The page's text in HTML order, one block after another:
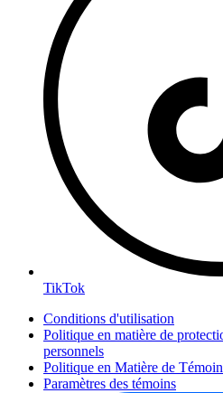
TikTok
Conditions d'utilisation
Politique en matière de
personnels
Politique en Matière de
Paramètres des témoins